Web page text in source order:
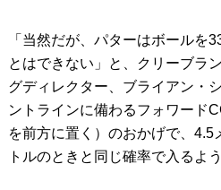
「当然だが、パターはボールを
とはできない」と、クリーブラ
グディレクター、ブライアン・
ントラインに備わるフォワード
を前方に置く）のおかげで、4.5
トルのときと同じ確率で入るよ